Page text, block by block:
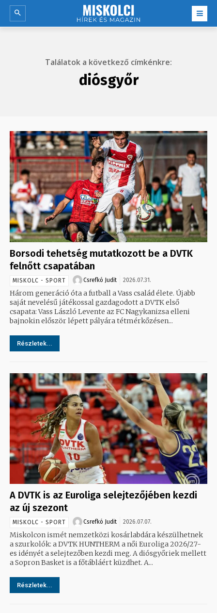
Találatok a következő címkénkre:
diósgyőr
Borsodi tehetség mutatkozott be a DVTK
felnőtt csapatában
MISKOLC - SPORT Csrefkó Judit 2026.07.31.
Három generáció óta a futball a Vass család élete. Újabb
saját nevelésű játékossal gazdagodott a DVTK első
csapata: Vass László Levente az FC Nagykanizsa elleni
bajnokin először lépett pályára tétmérkőzésen...
Részletek...
A DVTK is az Euroliga selejtezőjében kezdi
az új szezont
MISKOLC - SPORT Csrefkó Judit 2026.07.07.
Miskolcon ismét nemzetközi kosárlabdára készülhetnek
a szurkolók: a DVTK HUNTHERM a női Euroliga 2026/27-
es idényét a selejtezőben kezdi meg. A diósgyőriek mellett
a Sopron Basket is a főtábláért küzdhet. A...
Részletek...